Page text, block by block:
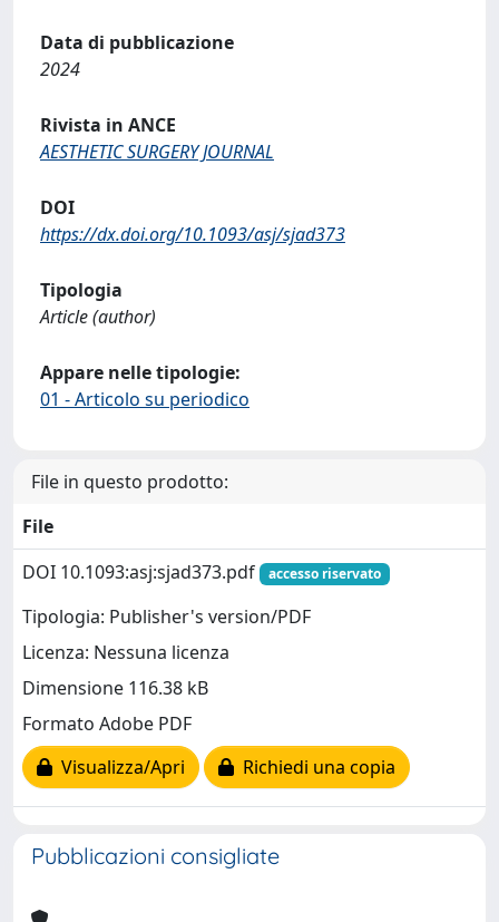
Data di pubblicazione
2024
Rivista in ANCE
AESTHETIC SURGERY JOURNAL
DOI
https://dx.doi.org/10.1093/asj/sjad373
Tipologia
Article (author)
Appare nelle tipologie:
01 - Articolo su periodico
File in questo prodotto:
File
DOI 10.1093:asj:sjad373.pdf
accesso riservato
Tipologia: Publisher's version/PDF
Licenza: Nessuna licenza
Dimensione 116.38 kB
Formato Adobe PDF
Visualizza/Apri
Richiedi una copia
Pubblicazioni consigliate